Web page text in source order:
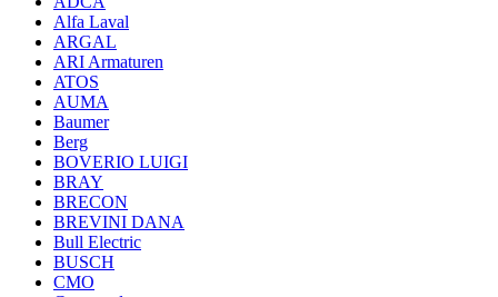
Alfa Laval
ARGAL
ARI Armaturen
ATOS
AUMA
Baumer
Berg
BOVERIO LUIGI
BRAY
BRECON
BREVINI DANA
Bull Electric
BUSCH
CMO